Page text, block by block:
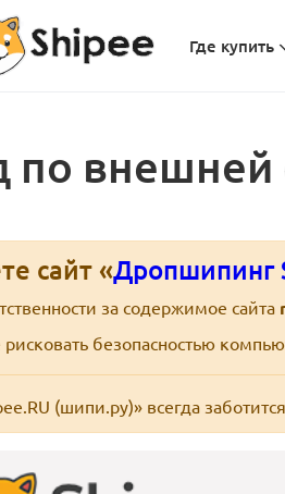
Где купить
по внешней
сайт «Дропшипинг
за содержимое сайта
безопасностью
(шипи.ру)» всегда